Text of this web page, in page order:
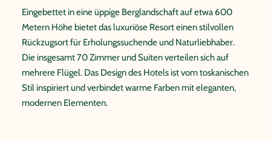
Eingebettet in eine üppige Berglandschaft auf etwa 600
Metern Höhe bietet das luxuriöse Resort einen stilvollen
Rückzugsort für Erholungssuchende und Naturliebhaber.
Die insgesamt 70 Zimmer und Suiten verteilen sich auf
mehrere Flügel. Das Design des Hotels ist vom toskanischen
Stil inspiriert und verbindet warme Farben mit eleganten,
modernen Elementen.